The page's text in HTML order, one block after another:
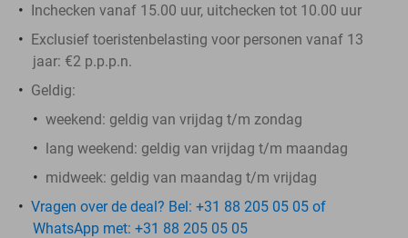
Inchecken vanaf 15.00 uur, uitchecken tot 10.00 uur
Exclusief toeristenbelasting voor personen vanaf 13
jaar: €2 p.p.p.n.
Geldig:
weekend: geldig van vrijdag t/m zondag
lang weekend: geldig van vrijdag t/m maandag
midweek: geldig van maandag t/m vrijdag
Vragen over de deal? Bel: +31 88 205 05 05 of
WhatsApp met: +31 88 205 05 05